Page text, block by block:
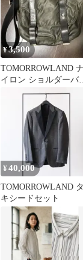
¥3,500
TOMORROWLAND ナ
イロン ショルダーバ
グ カーキ
¥40,000
TOMORROWLAND タ
キシードセット